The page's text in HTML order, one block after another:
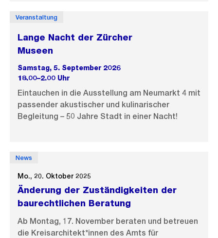
Veranstaltung
Lange Nacht der Zürcher
Museen
Samstag, 5. September 2026
18.00–2.00 Uhr
Eintauchen in die Ausstellung am Neumarkt 4 mit
passender akustischer und kulinarischer
Begleitung – 50 Jahre Stadt in einer Nacht!
News
Mo., 20. Oktober 2025
Änderung der Zuständigkeiten der
baurechtlichen Beratung
Ab Montag, 17. November beraten und betreuen
die Kreisarchitekt*innen des Amts für